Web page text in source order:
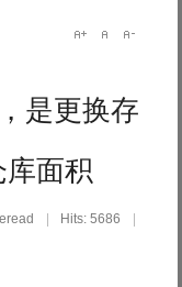
是更换存
面积
Hits: 5686